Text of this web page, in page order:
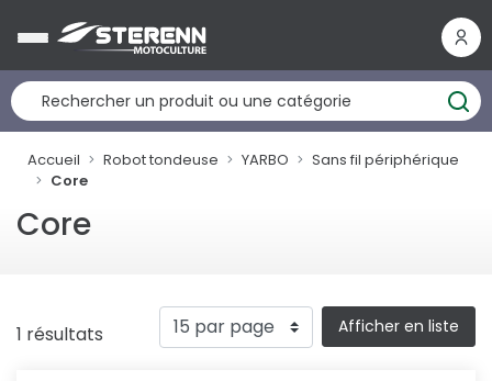
Accueil Robot tondeuse YARBO
Sans fil périphérique
Core
Core
1 résultats Afficher en liste